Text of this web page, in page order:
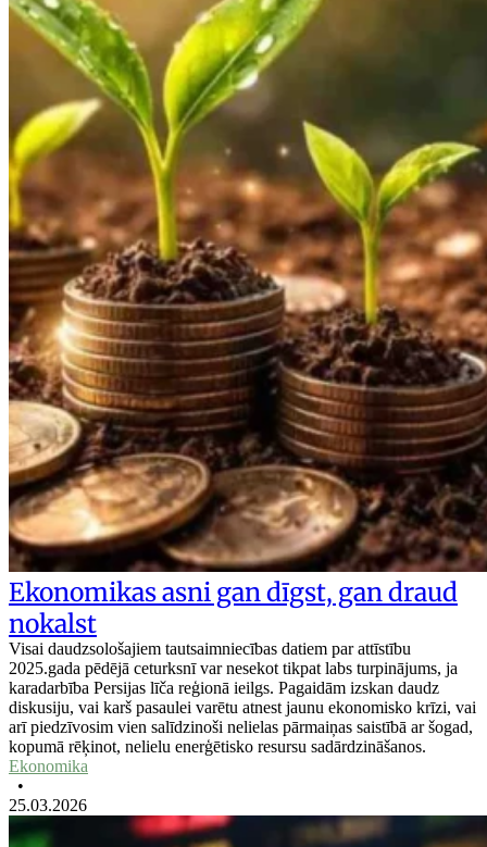
Ekonomikas asni gan dīgst, gan draud
nokalst
Visai daudzsološajiem tautsaimniecības datiem par attīstību
2025.gada pēdējā ceturksnī var nesekot tikpat labs turpinājums, ja
karadarbība Persijas līča reģionā ieilgs. Pagaidām izskan daudz
diskusiju, vai karš pasaulei varētu atnest jaunu ekonomisko krīzi, vai
arī piedzīvosim vien salīdzinoši nelielas pārmaiņas saistībā ar šogad,
kopumā rēķinot, nelielu enerģētisko resursu sadārdzināšanos.
Ekonomika
•
25.03.2026